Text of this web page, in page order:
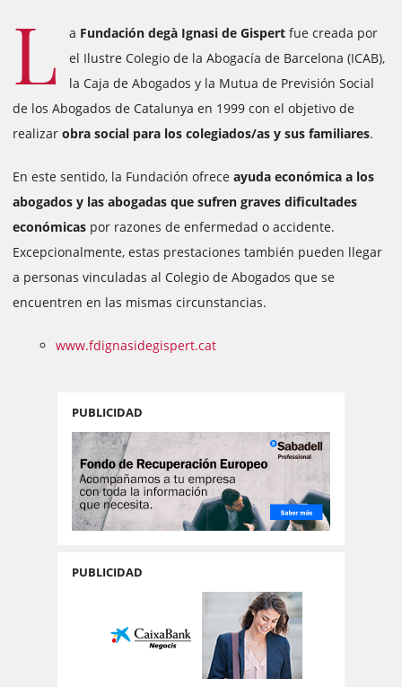
L a Fundación degà Ignasi de Gispert fue creada por
el Ilustre Colegio de la Abogacía de Barcelona (ICAB),
la Caja de Abogados y la Mutua de Previsión Social
de los Abogados de Catalunya en 1999 con el objetivo de
realizar obra social para los colegiados/as y sus familiares.
En este sentido, la Fundación ofrece ayuda económica a los
abogados y las abogadas que sufren graves dificultades
económicas por razones de enfermedad o accidente.
Excepcionalmente, estas prestaciones también pueden llegar
a personas vinculadas al Colegio de Abogados que se
encuentren en las mismas circunstancias.
www.fdignasidegispert.cat
PUBLICIDAD
PUBLICIDAD